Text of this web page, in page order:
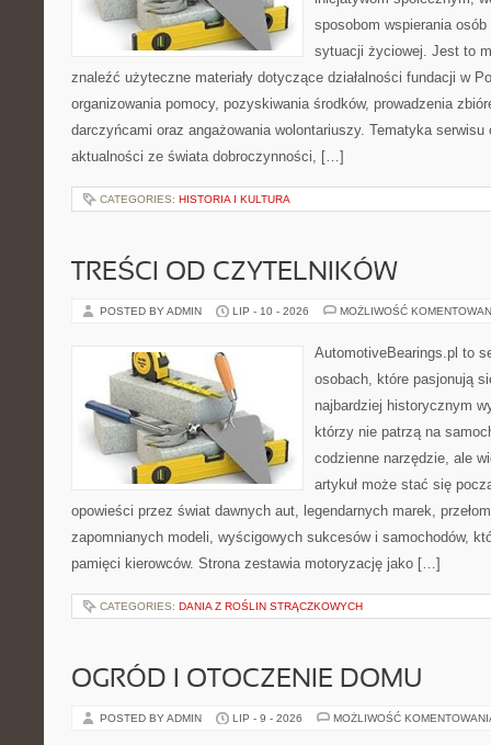
sposobom wspierania
sytuacji życiowej. Jest to
znaleźć użyteczne materiały dotyczące działalności fundacji w
organizowania pomocy, pozyskiwania środków, prowadzenia
darczyńcami oraz angażowania wolontariuszy. Tematyka
aktualności ze świata dobroczynności, […]
CATEGORIES: HISTORIA I KULTURA
TREŚCI OD CZYTELNIKÓW
POSTED BY ADMIN LIP - 10 - 2026 MOŻLIWOŚĆ
AutomotiveBearings.pl to
osobach, które pasjonują
najbardziej historycznym
którzy nie patrzą na
codzienne narzędzie, ale
artykuł może stać się
opowieści przez świat dawnych aut, legendarnych marek,
zapomnianych modeli, wyścigowych sukcesów i samochodów,
pamięci kierowców. Strona zestawia motoryzację jako […]
CATEGORIES: DANIA Z ROŚLIN STRĄCZKOWYCH
OGRÓD I OTOCZENIE DOMU
POSTED BY ADMIN LIP - 9 - 2026 MOŻLIWOŚĆ